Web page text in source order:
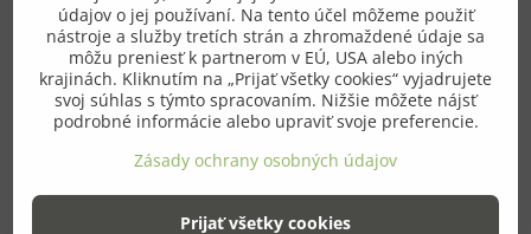
Facebook Instagram
Najnavštevovanejšie kategórie
Ďalšie kategórie
©2026Copyright
údajov o jej používaní. Na tento účel môžeme použiť
nástroje a služby tretích strán a zhromaždené údaje sa
môžu preniesť k partnerom v EÚ, USA alebo iných
krajinách. Kliknutím na „Prijať všetky cookies“ vyjadrujete
svoj súhlas s týmto spracovaním. Nižšie môžete nájsť
podrobné informácie alebo upraviť svoje preferencie.
Zásady ochrany osobných údajov
Prijať všetky cookies